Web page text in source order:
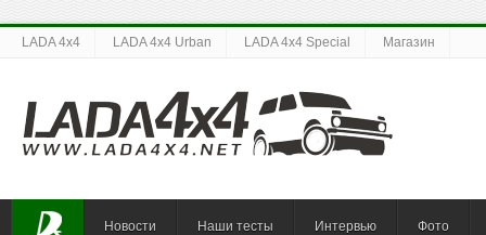
LADA 4x4 LADA 4x4 Urban LADA 4x4 Special Магазин
Новости Наши тесты Интервью Фото